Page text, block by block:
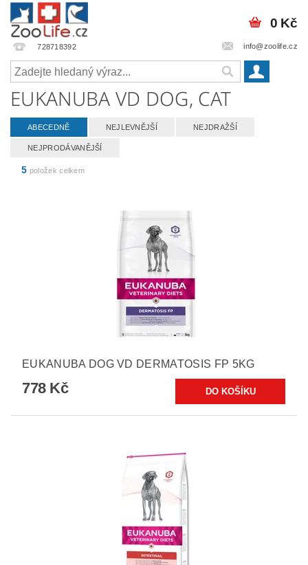
728718392 info@zoolife.cz
0 Kč
EUKANUBA VD DOG, CAT
ABECEDNĚ NEJLEVNĚJŠÍ NEJDRAŽŠÍ
NEJPRODÁVANĚJŠÍ
5 položek celkem
EUKANUBA DOG VD DERMATOSIS FP 5KG
778 Kč